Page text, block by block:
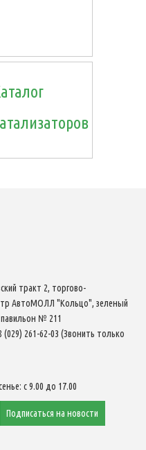
тракт 2, торгово-
АвтоМОЛЛ "Кольцо", зеленый
№ 211
(029) 261-62-03 (Звонить только
с 9.00 до 17.00